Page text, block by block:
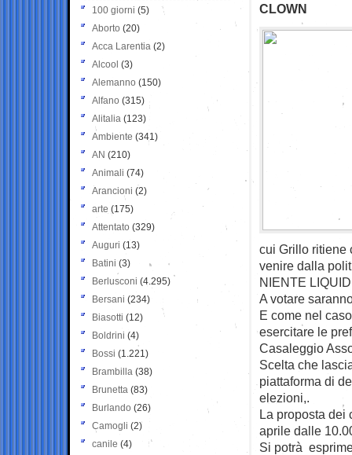
CLOWN
cui Grillo ritiene
venire dalla
NIENTE
A votare
E come nel
esercitare le
Casaleggio
Scelta che
piattaforma di
elezioni,.
La proposta dei
aprile dalle
Si potrà
100 giorni (5)
Aborto (20)
Acca Larentia (2)
Alcool (3)
Alemanno (150)
Alfano (315)
Alitalia (123)
Ambiente (341)
AN (210)
Animali (74)
Arancioni (2)
arte (175)
Attentato (329)
Auguri (13)
Batini (3)
Berlusconi (4.295)
Bersani (234)
Biasotti (12)
Boldrini (4)
Bossi (1.221)
Brambilla (38)
Brunetta (83)
Burlando (26)
Camogli (2)
canile (4)